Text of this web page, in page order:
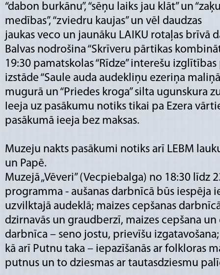
“dabon burkānu”, “sēņu laiks jau klāt” un
medības”, “zviedru kaujas” un vēl daudzas
jaukas veco un jaunāku LAIKU rotaļas brīvā
Balvas nodrošina “Skrīveru pārtikas
19:30 pamatskolas “Rīdze” interešu
izstāde “Saule auda audekliņu ezeriņa
mugurā un “Priedes kroga” silta ugunskura
Ieeja uz pasākumu notiks tikai pa Ezera
pasākumā ieeja bez maksas.
Muzeju nakts pasākumi notiks arī LEBM
un Papē.
Muzejā „Vēveri” (Vecpiebalga) no 18:30 līdz
programma - aušanas darbnīcā būs iespēja
uzvilktajā audeklā; maizes cepšanas
dzirnavās un graudberzī, maizes cepšana
darbnīca – seno jostu, prievīšu
kā arī Putnu taka – iepazīšanās ar folkloras
putnus un to dziesmas ar tautasdziesmu